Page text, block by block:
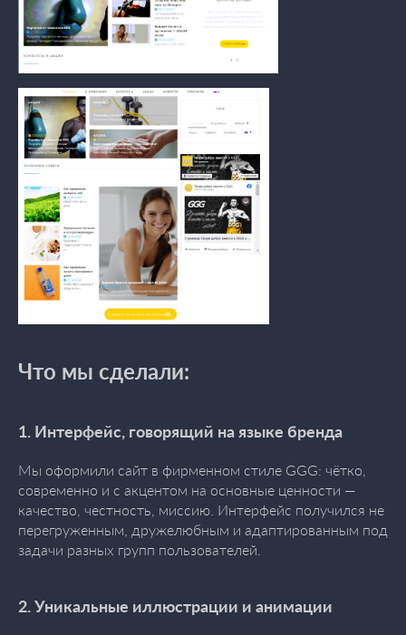
Что мы сделали:
1. Интерфейс, говорящий на языке бренда
Мы оформили сайт в фирменном стиле GGG: чётко,
современно и с акцентом на основные ценности —
качество, честность, миссию. Интерфейс получился не
перегруженным, дружелюбным и адаптированным под
задачи разных групп пользователей.
2. Уникальные иллюстрации и анимации